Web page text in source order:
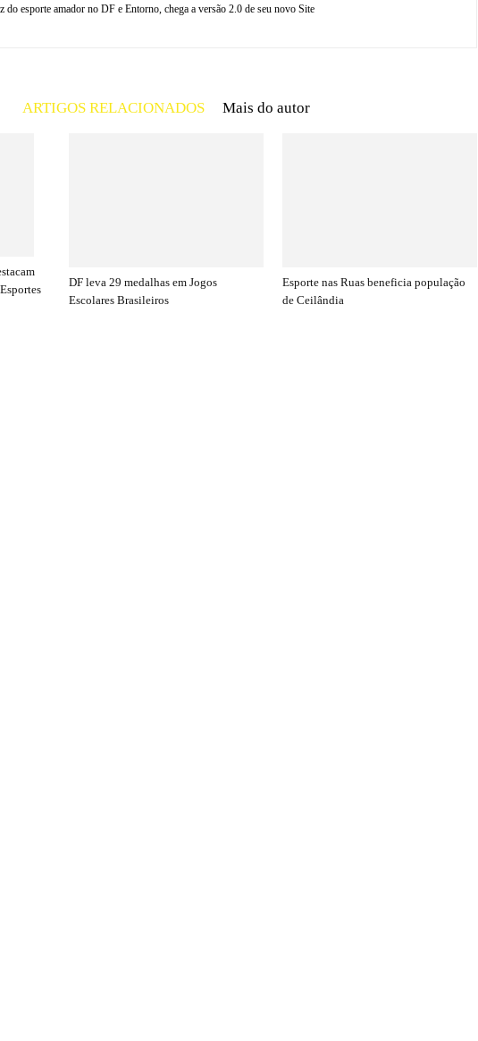
do esporte amador no DF e Entorno, chega a versão 2.0 de seu novo Site
ARTIGOS RELACIONADOS Mais do autor
DF leva 29 medalhas em Jogos
Escolares Brasileiros
Esporte nas Ruas beneficia população
de Ceilândia